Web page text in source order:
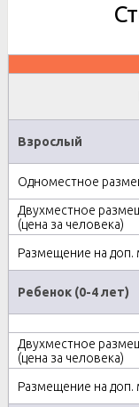
Взрослый
Ребенок (0-4 лет)